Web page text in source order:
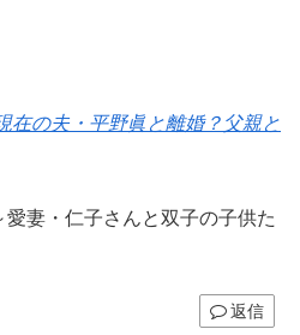
在の夫・平野眞と離婚？父親と
妻・仁子さんと双子の子供た
返信